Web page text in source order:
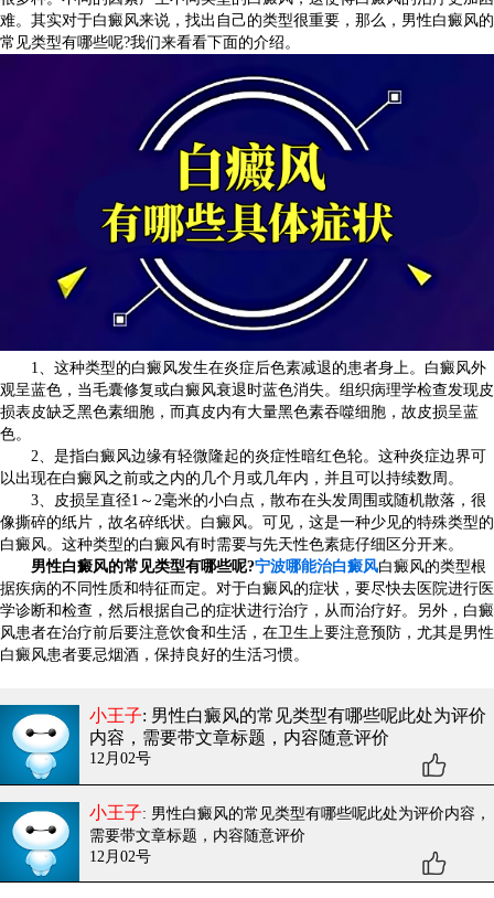
难。其实对于白癜风来说，找出自己的类型很重要，那么，男性白癜风的
常见类型有哪些呢?我们来看看下面的介绍。
1、这种类型的白癜风发生在炎症后色素减退的患者身上。白癜风外
观呈蓝色，当毛囊修复或白癜风衰退时蓝色消失。组织病理学检查发现皮
损表皮缺乏黑色素细胞，而真皮内有大量黑色素吞噬细胞，故皮损呈蓝
色。
2、是指白癜风边缘有轻微隆起的炎症性暗红色轮。这种炎症边界可
以出现在白癜风之前或之内的几个月或几年内，并且可以持续数周。
3、皮损呈直径1～2毫米的小白点，散布在头发周围或随机散落，很
像撕碎的纸片，故名碎纸状。白癜风。可见，这是一种少见的特殊类型的
白癜风。这种类型的白癜风有时需要与先天性色素痣仔细区分开来。
男性白癜风的常见类型有哪些呢?宁波哪能治白癜风白癜风的类型根
据疾病的不同性质和特征而定。对于白癜风的症状，要尽快去医院进行医
学诊断和检查，然后根据自己的症状进行治疗，从而治疗好。另外，白癜
风患者在治疗前后要注意饮食和生活，在卫生上要注意预防，尤其是男性
白癜风患者要忌烟酒，保持良好的生活习惯。
小王子: 男性白癜风的常见类型有哪些呢此处为评价
内容，需要带文章标题，内容随意评价
12月02号
小王子: 男性白癜风的常见类型有哪些呢此处为评价内容，
需要带文章标题，内容随意评价
12月02号